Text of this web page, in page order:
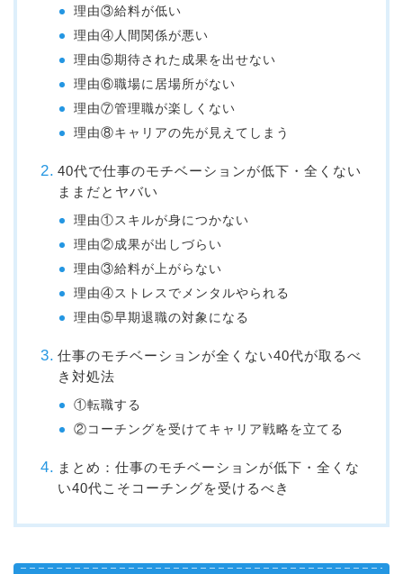
理由③給料が低い
理由④人間関係が悪い
理由⑤期待された成果を出せない
理由⑥職場に居場所がない
理由⑦管理職が楽しくない
理由⑧キャリアの先が見えてしまう
40代で仕事のモチベーションが低下・全くない
ままだとヤバい
理由①スキルが身につかない
理由②成果が出しづらい
理由③給料が上がらない
理由④ストレスでメンタルやられる
理由⑤早期退職の対象になる
仕事のモチベーションが全くない40代が取るべ
き対処法
①転職する
②コーチングを受けてキャリア戦略を立てる
まとめ：仕事のモチベーションが低下・全くな
い40代こそコーチングを受けるべき